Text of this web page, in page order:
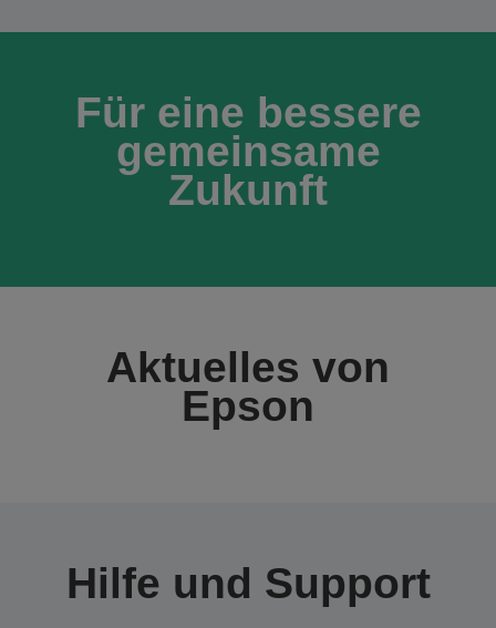
Für eine bessere
gemeinsame
Zukunft
Aktuelles von
Epson
Hilfe und Support